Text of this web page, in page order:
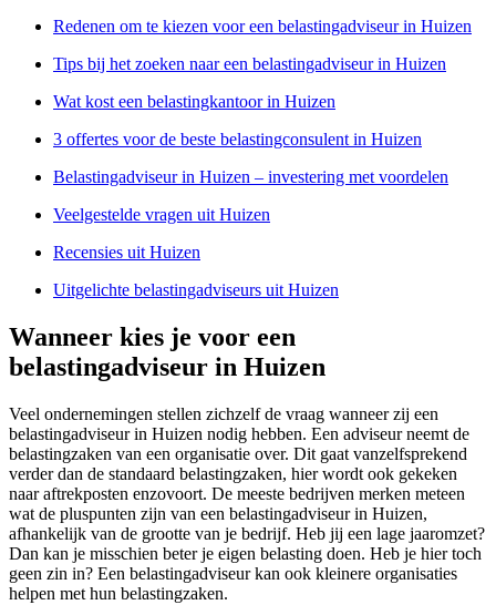
Redenen om te kiezen voor een belastingadviseur in Huizen
Tips bij het zoeken naar een belastingadviseur in Huizen
Wat kost een belastingkantoor in Huizen
3 offertes voor de beste belastingconsulent in Huizen
Belastingadviseur in Huizen – investering met voordelen
Veelgestelde vragen uit Huizen
Recensies uit Huizen
Uitgelichte belastingadviseurs uit Huizen
Wanneer kies je voor een
belastingadviseur in Huizen
Veel ondernemingen stellen zichzelf de vraag wanneer zij een
belastingadviseur in Huizen nodig hebben. Een adviseur neemt de
belastingzaken van een organisatie over. Dit gaat vanzelfsprekend
verder dan de standaard belastingzaken, hier wordt ook gekeken
naar aftrekposten enzovoort. De meeste bedrijven merken meteen
wat de pluspunten zijn van een belastingadviseur in Huizen,
afhankelijk van de grootte van je bedrijf. Heb jij een lage jaaromzet?
Dan kan je misschien beter je eigen belasting doen. Heb je hier toch
geen zin in? Een belastingadviseur kan ook kleinere organisaties
helpen met hun belastingzaken.